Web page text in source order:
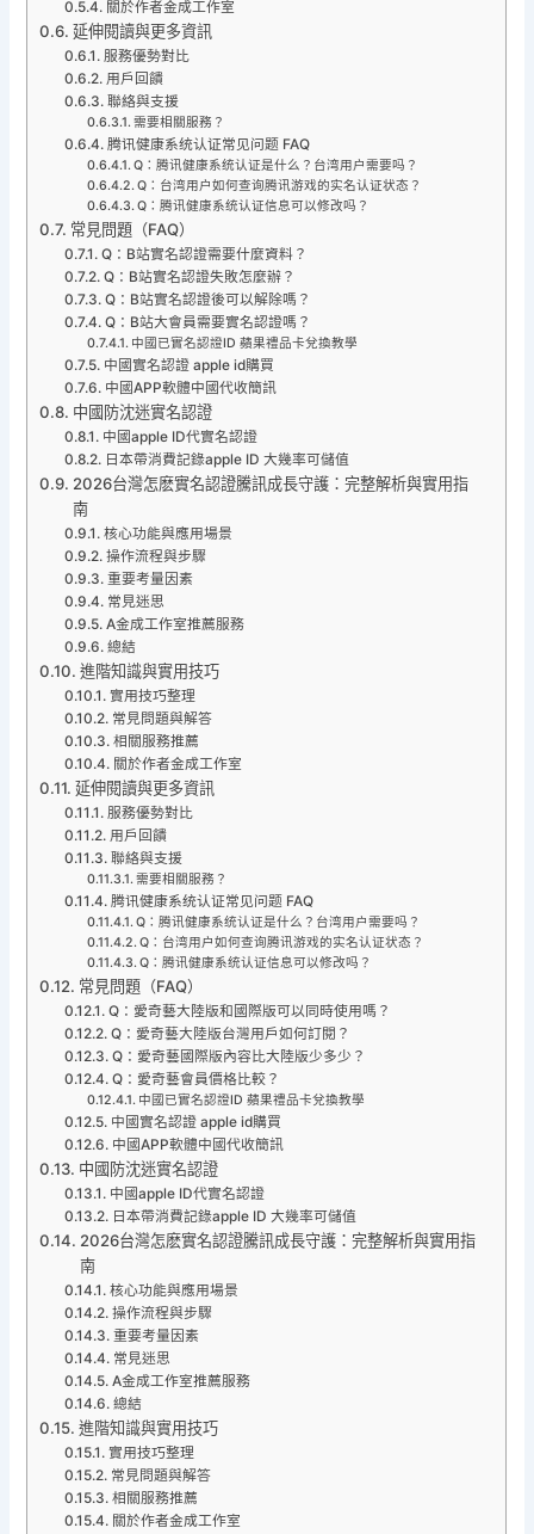
關於作者金成工作室
延伸閱讀與更多資訊
服務優勢對比
用戶回饋
聯絡與支援
需要相關服務？
腾讯健康系统认证常见问题 FAQ
Q：腾讯健康系统认证是什么？台湾用户需要吗？
Q：台湾用户如何查询腾讯游戏的实名认证状态？
Q：腾讯健康系统认证信息可以修改吗？
常見問題（FAQ）
Q：B站實名認證需要什麼資料？
Q：B站實名認證失敗怎麼辦？
Q：B站實名認證後可以解除嗎？
Q：B站大會員需要實名認證嗎？
中國已實名認證ID 蘋果禮品卡兌換教學
中國實名認證 apple id購買
中國APP軟體中國代收簡訊
中國防沈迷實名認證
中國apple ID代實名認證
日本帶消費記錄apple ID 大幾率可儲值
2026台灣怎麽實名認證騰訊成長守護：完整解析與實用指
南
核心功能與應用場景
操作流程與步驟
重要考量因素
常見迷思
A金成工作室推薦服務
總結
進階知識與實用技巧
實用技巧整理
常見問題與解答
相關服務推薦
關於作者金成工作室
延伸閱讀與更多資訊
服務優勢對比
用戶回饋
聯絡與支援
需要相關服務？
腾讯健康系统认证常见问题 FAQ
Q：腾讯健康系统认证是什么？台湾用户需要吗？
Q：台湾用户如何查询腾讯游戏的实名认证状态？
Q：腾讯健康系统认证信息可以修改吗？
常見問題（FAQ）
Q：愛奇藝大陸版和國際版可以同時使用嗎？
Q：愛奇藝大陸版台灣用戶如何訂閱？
Q：愛奇藝國際版內容比大陸版少多少？
Q：愛奇藝會員價格比較？
中國已實名認證ID 蘋果禮品卡兌換教學
中國實名認證 apple id購買
中國APP軟體中國代收簡訊
中國防沈迷實名認證
中國apple ID代實名認證
日本帶消費記錄apple ID 大幾率可儲值
2026台灣怎麽實名認證騰訊成長守護：完整解析與實用指
南
核心功能與應用場景
操作流程與步驟
重要考量因素
常見迷思
A金成工作室推薦服務
總結
進階知識與實用技巧
實用技巧整理
常見問題與解答
相關服務推薦
關於作者金成工作室